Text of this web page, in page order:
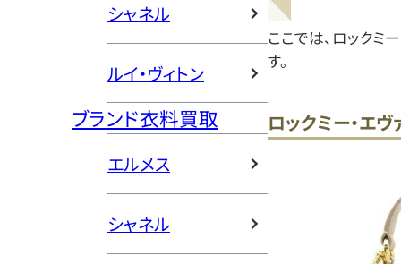
シャネル
ルイ・ヴィトン
ブランド衣料買取
エルメス
シャネル
ここでは、ロックミ
す。
ロックミー・エ